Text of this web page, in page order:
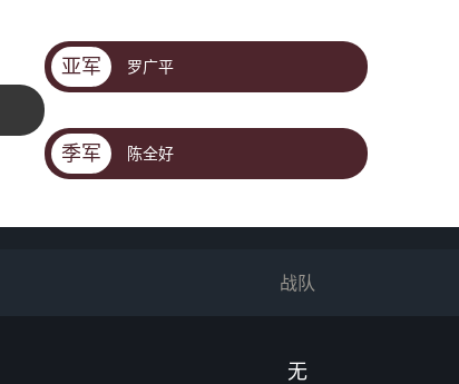
亚军 罗广平
季军 陈全好
战队
无